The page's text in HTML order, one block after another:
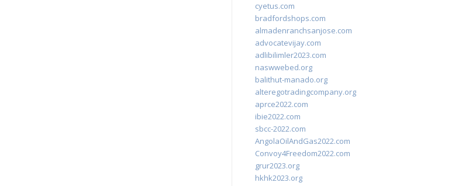
cyetus.com
bradfordshops.com
almadenranchsanjose.com
advocatevijay.com
adlibilimler2023.com
naswwebed.org
balithut-manado.org
alteregotradingcompany.org
aprce2022.com
ibie2022.com
sbcc-2022.com
AngolaOilAndGas2022.com
Convoy4Freedom2022.com
grur2023.org
hkhk2023.org